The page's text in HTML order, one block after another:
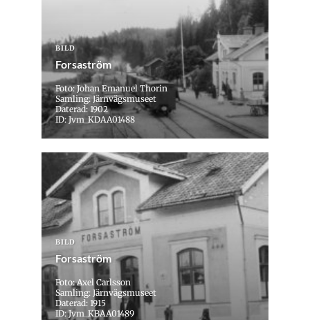
BILD
Forsaström
Foto: Johan Emanuel Thorin
Samling: Järnvägsmuseet
Daterad: 1902
ID: Jvm_KDAA01488
BILD
Forsaström
Foto: Axel Carlsson
Samling: Järnvägsmuseet
Daterad: 1915
ID: Jvm_KBAA01489